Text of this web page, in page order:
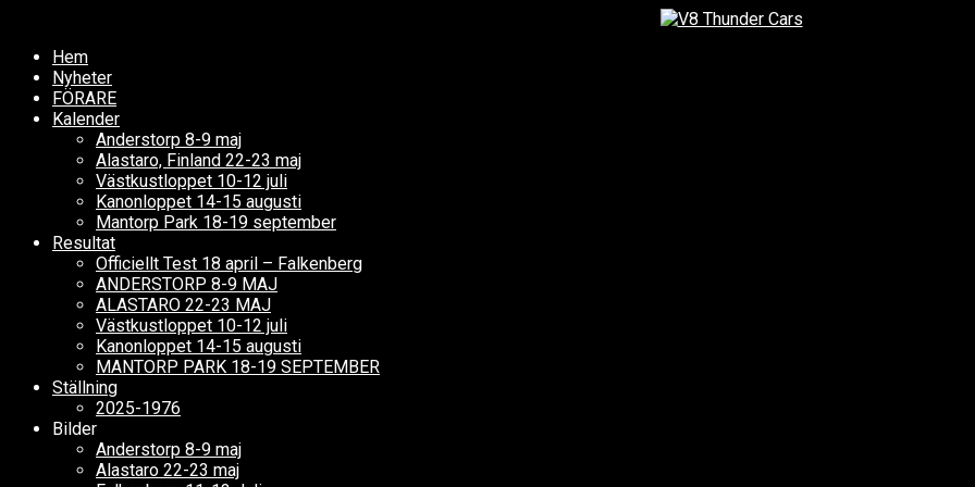
Hem
Nyheter
FÖRARE
Kalender
Anderstorp 8-9 maj
Alastaro, Finland 22-23 maj
Västkustloppet 10-12 juli
Kanonloppet 14-15 augusti
Mantorp Park 18-19 september
Resultat
Officiellt Test 18 april – Falkenberg
ANDERSTORP 8-9 MAJ
ALASTARO 22-23 MAJ
Västkustloppet 10-12 juli
Kanonloppet 14-15 augusti
MANTORP PARK 18-19 SEPTEMBER
Ställning
2025-1976
Bilder
Anderstorp 8-9 maj
Alastaro 22-23 maj